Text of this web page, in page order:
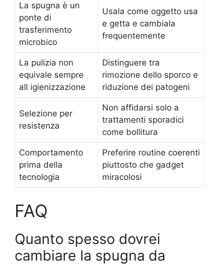
La spugna è un
ponte di
trasferimento
microbico
Usala come oggetto usa
e getta e cambiala
frequentemente
La pulizia non
equivale sempre
all igienizzazione
Distinguere tra
rimozione dello sporco e
riduzione dei patogeni
Selezione per
resistenza
Non affidarsi solo a
trattamenti sporadici
come bollitura
Comportamento
prima della
tecnologia
Preferire routine coerenti
piuttosto che gadget
miracolosi
FAQ
Quanto spesso dovrei
cambiare la spugna da